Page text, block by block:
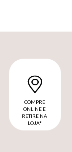
COMPRE
ONLINE E
RETIRE NA
LOJA*